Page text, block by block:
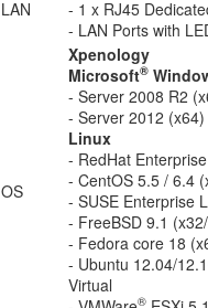
LAN
- 1 x RJ45
- LAN Ports with
OS
Xpenology
Microsoft®
- Server 2008 R2
- Server 2012 (x64)
Linux
- RedHat
- CentOS 5.5 / 6.4
- SUSE Enterprise
- FreeBSD 9.1
- Fedora core 18
- Ubuntu 12.04/
Virtual
®